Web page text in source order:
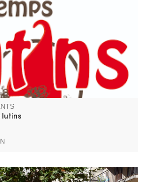
for children (0-3 years) and their
lutins